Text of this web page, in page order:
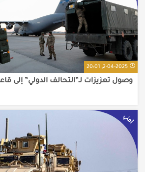
2-04-2025, 20:01
وصول تعزيزات لـ”التحالف الدولي” إلى
أمني